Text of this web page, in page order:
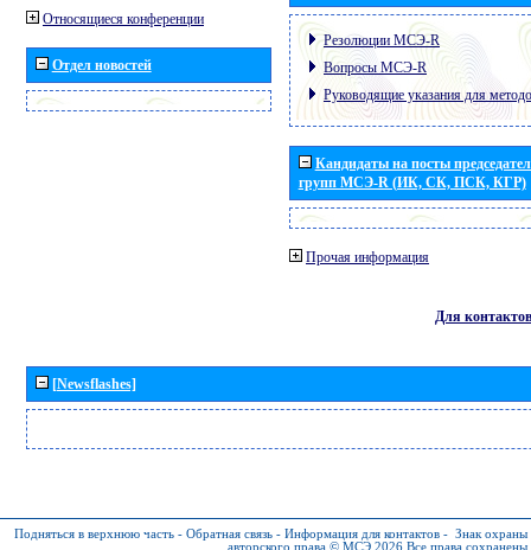
Относящиеся конференции
Отдел новостей
Резолюции МСЭ-R
Вопросы МСЭ-R
Руководящие указания для
Кандидаты на посты
групп МСЭ-R (ИК, СК, ПСК, КГР)
Прочая информация
Для контактов
[Newsflashes]
Подняться в верхнюю часть - Обратная связь - Информация для контактов - Знак охраны
авторского права © МСЭ 2026 Все права сохранены